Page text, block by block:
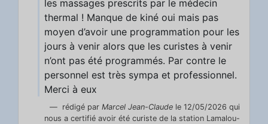
les massages prescrits par le médecin
thermal ! Manque de kiné oui mais pas
moyen d’avoir une programmation pour les
jours à venir alors que les curistes à venir
n’ont pas été programmés. Par contre le
personnel est très sympa et professionnel.
Merci à eux
rédigé par Marcel Jean-Claude le 12/05/2026 qui
nous a certifié avoir été curiste de la station Lamalou-